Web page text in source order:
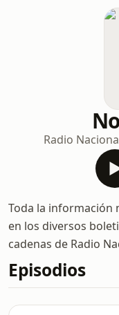
Radio
Toda la información
en los diversos
cadenas de Radio
Episodios